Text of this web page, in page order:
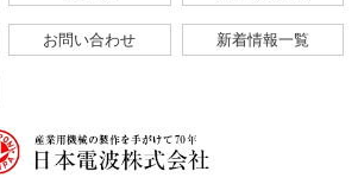
お問い合わせ 新着情報一覧